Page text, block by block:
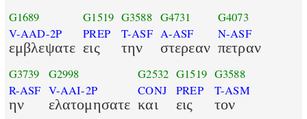
G1689
V-AAD-2P
εμβλεψατε
G1519
PREP
εις
G3588
T-ASF
την
G4731
A-ASF
στερεαν
G4073
N-ASF
πετραν
G3739
R-ASF
ην
G2998
V-AAI-2P
ελατομησατε
G2532
CONJ
και
G1519
PREP
εις
G3588
T-ASM
τον